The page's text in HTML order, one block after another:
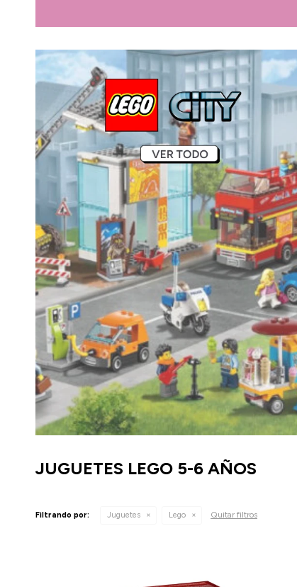
JUGUETES LEGO 5-6 AÑOS
Filtrando por: Juguetes Lego Quitar filtros